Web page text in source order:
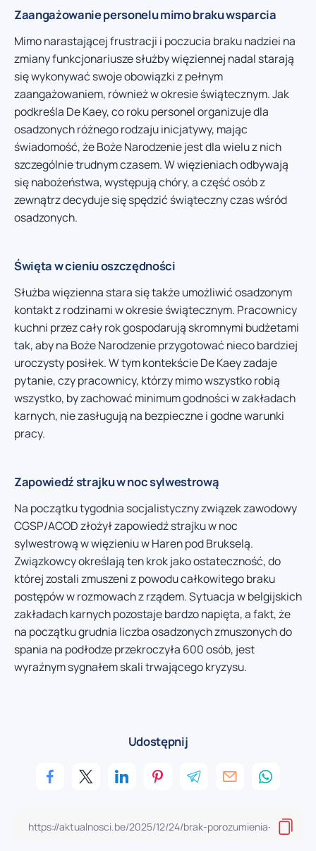
Zaangażowanie personelu mimo braku wsparcia
Mimo narastającej frustracji i poczucia braku nadziei na
zmiany funkcjonariusze służby więziennej nadal starają
się wykonywać swoje obowiązki z pełnym
zaangażowaniem, również w okresie świątecznym. Jak
podkreśla De Kaey, co roku personel organizuje dla
osadzonych różnego rodzaju inicjatywy, mając
świadomość, że Boże Narodzenie jest dla wielu z nich
szczególnie trudnym czasem. W więzieniach odbywają
się nabożeństwa, występują chóry, a część osób z
zewnątrz decyduje się spędzić świąteczny czas wśród
osadzonych.
Święta w cieniu oszczędności
Służba więzienna stara się także umożliwić osadzonym
kontakt z rodzinami w okresie świątecznym. Pracownicy
kuchni przez cały rok gospodarują skromnymi budżetami
tak, aby na Boże Narodzenie przygotować nieco bardziej
uroczysty posiłek. W tym kontekście De Kaey zadaje
pytanie, czy pracownicy, którzy mimo wszystko robią
wszystko, by zachować minimum godności w zakładach
karnych, nie zasługują na bezpieczne i godne warunki
pracy.
Zapowiedź strajku w noc sylwestrową
Na początku tygodnia socjalistyczny związek zawodowy
CGSP/ACOD złożył zapowiedź strajku w noc
sylwestrową w więzieniu w Haren pod Brukselą.
Związkowcy określają ten krok jako ostateczność, do
której zostali zmuszeni z powodu całkowitego braku
postępów w rozmowach z rządem. Sytuacja w belgijskich
zakładach karnych pozostaje bardzo napięta, a fakt, że
na początku grudnia liczba osadzonych zmuszonych do
spania na podłodze przekroczyła 600 osób, jest
wyraźnym sygnałem skali trwającego kryzysu.
Udostępnij